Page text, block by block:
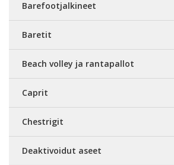
Barefootjalkineet
Baretit
Beach volley ja rantapallot
Caprit
Chestrigit
Deaktivoidut aseet